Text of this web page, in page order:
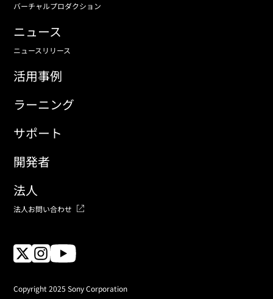
バーチャルプロダクション
ニュース
ニュースリリース
活用事例
ラーニング
サポート
開発者
法人
法人お問い合わせ
Copyright 2025 Sony Corporation